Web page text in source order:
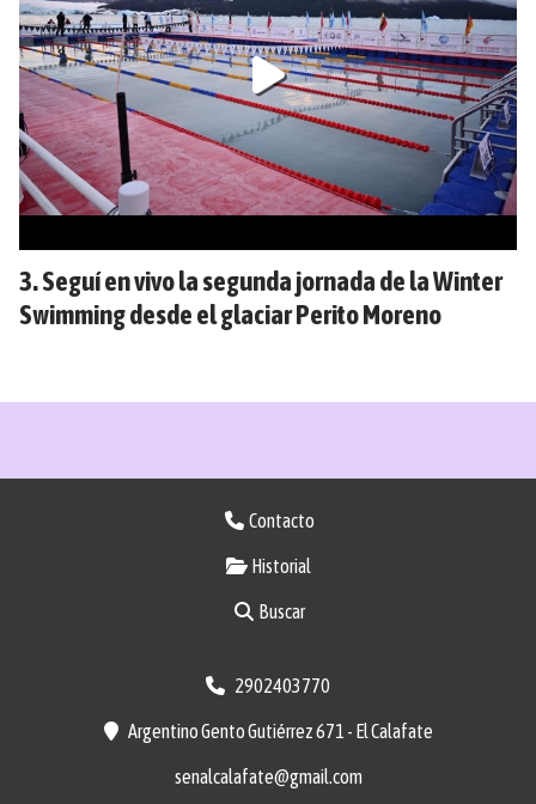
Seguí en vivo la segunda jornada de la Winter
Swimming desde el glaciar Perito Moreno
Contacto
Historial
Buscar
2902403770
Argentino Gento Gutiérrez 671 - El Calafate
senalcalafate@gmail.com